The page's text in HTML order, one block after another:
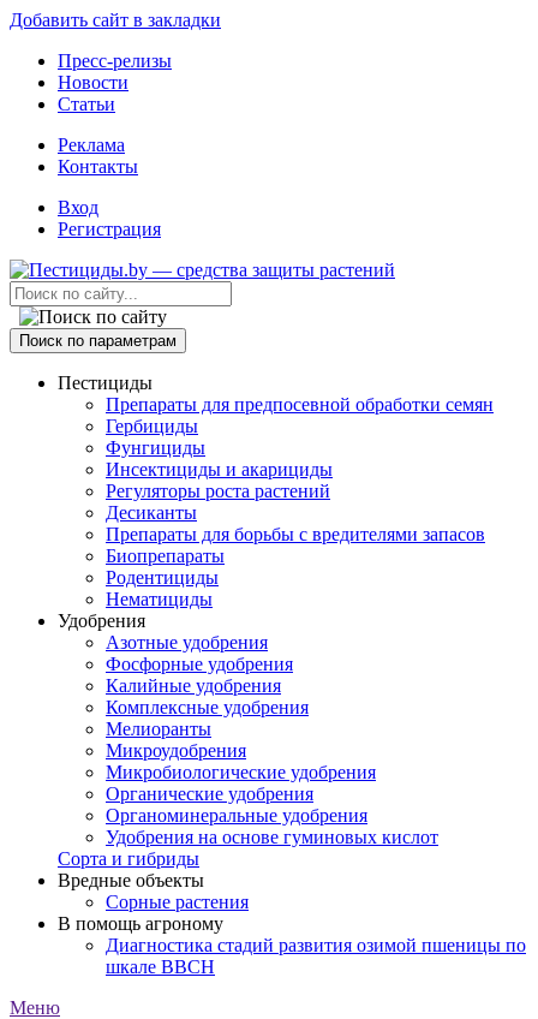
Добавить сайт в закладки
Пресс-релизы
Новости
Статьи
Реклама
Контакты
Вход
Регистрация
Поиск по параметрам
Пестициды
Препараты для предпосевной обработки семян
Гербициды
Фунгициды
Инсектициды и акарициды
Регуляторы роста растений
Десиканты
Препараты для борьбы с вредителями запасов
Биопрепараты
Родентициды
Нематициды
Удобрения
Азотные удобрения
Фосфорные удобрения
Калийные удобрения
Комплексные удобрения
Мелиоранты
Микроудобрения
Микробиологические удобрения
Органические удобрения
Органоминеральные удобрения
Удобрения на основе гуминовых кислот
Сорта и гибриды
Вредные объекты
Сорные растения
В помощь агроному
Диагностика стадий развития озимой пшеницы по
шкале ВВСН
Меню